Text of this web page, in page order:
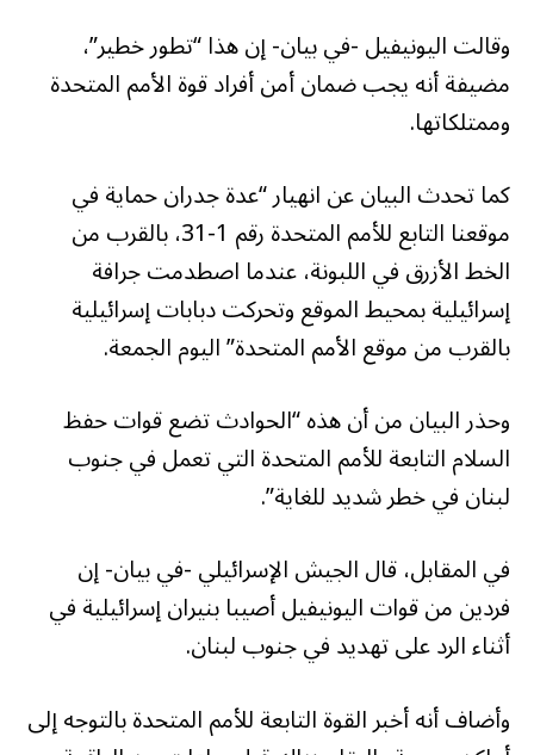
وقالت اليونيفيل -في بيان- إن هذا “تطور خطير”،
مضيفة أنه يجب ضمان أمن أفراد قوة الأمم المتحدة
وممتلكاتها.
كما تحدث البيان عن انهيار “عدة جدران حماية في
موقعنا التابع للأمم المتحدة رقم 1-31، بالقرب من
الخط الأزرق في اللبونة، عندما اصطدمت جرافة
إسرائيلية بمحيط الموقع وتحركت دبابات إسرائيلية
بالقرب من موقع الأمم المتحدة” اليوم الجمعة.
وحذر البيان من أن هذه “الحوادث تضع قوات حفظ
السلام التابعة للأمم المتحدة التي تعمل في جنوب
لبنان في خطر شديد للغاية”.
في المقابل، قال الجيش الإسرائيلي -في بيان- إن
فردين من قوات اليونيفيل أصيبا بنيران إسرائيلية في
أثناء الرد على تهديد في جنوب لبنان.
وأضاف أنه أخبر القوة التابعة للأمم المتحدة بالتوجه إلى